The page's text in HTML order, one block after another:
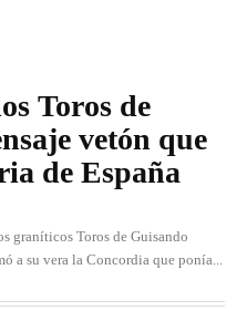
Toros de
vetón que
de España
a su vera la Concordia que ponía...